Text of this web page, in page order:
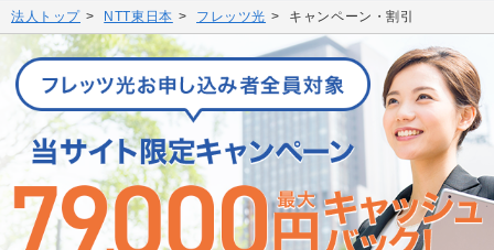
法人トップ NTT東日本 フレッツ光 キャンペーン・割引